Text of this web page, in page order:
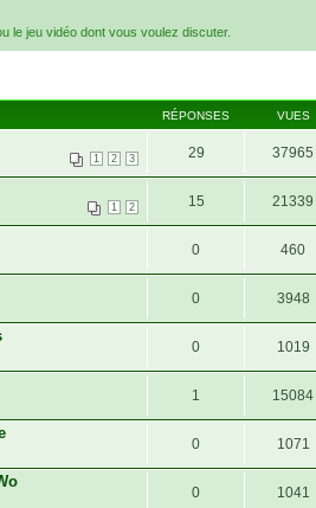
le jeu vidéo dont vous voulez discuter.
RÉPONSES VUES
1 2 3 29 37965
1 2 15 21339
0 460
0 3948
0 1019
1 15084
0 1071
0 1041